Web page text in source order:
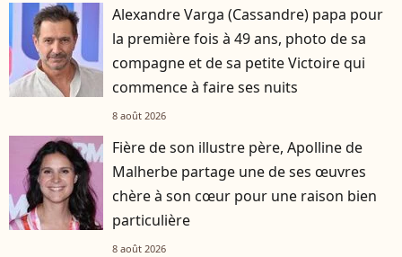
Alexandre Varga (Cassandre) papa pour
la première fois à 49 ans, photo de sa
compagne et de sa petite Victoire qui
commence à faire ses nuits
8 août 2026
Fière de son illustre père, Apolline de
Malherbe partage une de ses œuvres
chère à son cœur pour une raison bien
particulière
8 août 2026